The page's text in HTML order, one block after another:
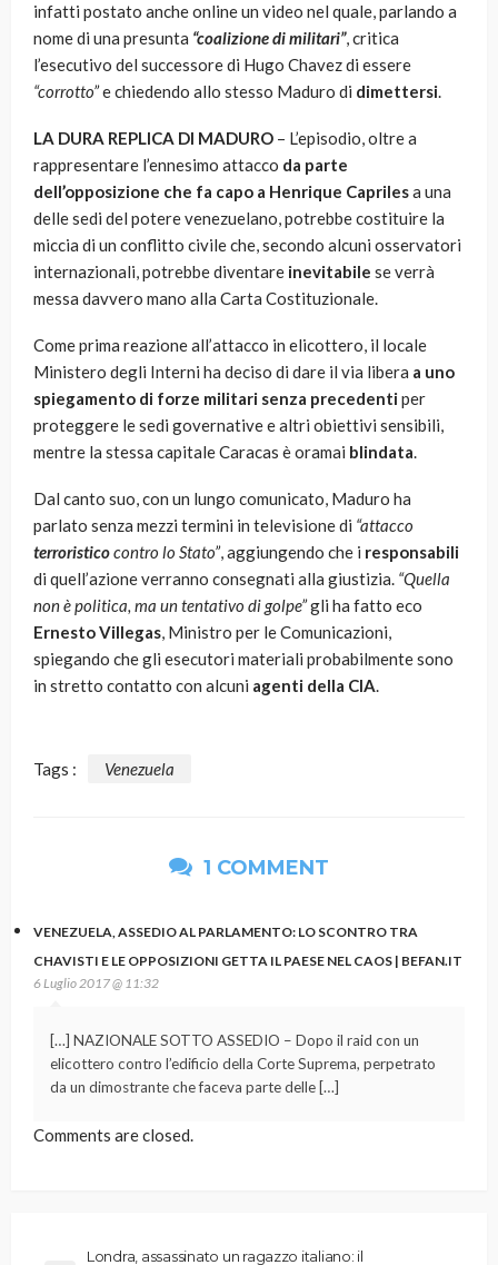
infatti postato anche online un video nel quale, parlando a
nome di una presunta “coalizione di militari”, critica
l’esecutivo del successore di Hugo Chavez di essere
“corrotto”e chiedendo allo stesso Maduro di dimettersi.
LA DURA REPLICA DI MADURO – L’episodio, oltre a
rappresentare l’ennesimo attacco da parte
dell’opposizione che fa capo a Henrique Caprilesa una
delle sedi del potere venezuelano, potrebbe costituire la
miccia di un conflitto civile che, secondo alcuni osservatori
internazionali, potrebbe diventare inevitabile se verrà
messa davvero mano alla Carta Costituzionale.
Come prima reazione all’attacco in elicottero, il locale
Ministero degli Interni ha deciso di dare il via libera a uno
spiegamento di forze militari senza precedentiper
proteggere le sedi governative e altri obiettivi sensibili,
mentre la stessa capitale Caracas è oramai blindata.
Dal canto suo, con un lungo comunicato, Maduro ha
parlato senza mezzi termini in televisione di “attacco
terroristicocontro lo Stato”, aggiungendo che i responsabili
di quell’azione verranno consegnati alla giustizia. “Quella
non è politica, ma un tentativo di golpe”gli ha fatto eco
Ernesto Villegas, Ministro per le Comunicazioni,
spiegando che gli esecutori materiali probabilmente sono
in stretto contatto con alcuni agenti della CIA.
Tags : Venezuela
1 COMMENT
VENEZUELA, ASSEDIO AL PARLAMENTO: LO SCONTRO TRA
CHAVISTI E LE OPPOSIZIONI GETTA IL PAESE NEL CAOS | BEFAN.IT
6 Luglio 2017 @ 11:32
[…] NAZIONALE SOTTO ASSEDIO – Dopo il raid con un
elicottero contro l’edificio della Corte Suprema, perpetrato
da un dimostrante che faceva parte delle […]
Comments are closed.
Londra, assassinato un ragazzo italiano: il